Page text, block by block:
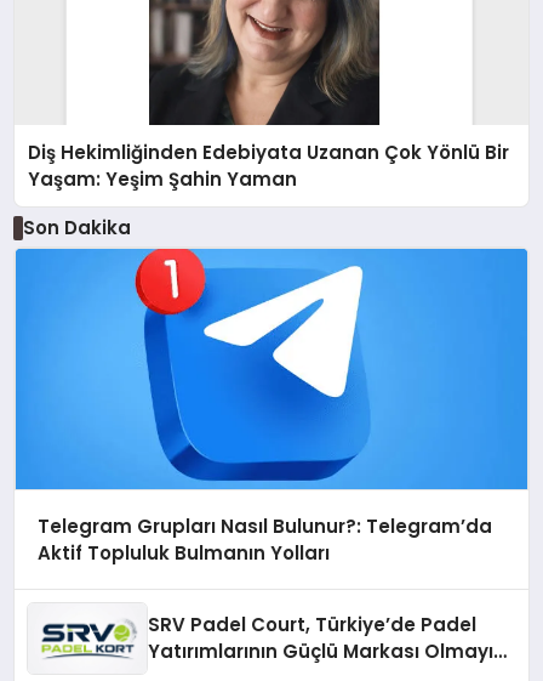
Diş Hekimliğinden Edebiyata Uzanan Çok Yönlü Bir
Yaşam: Yeşim Şahin Yaman
Son Dakika
Telegram Grupları Nasıl Bulunur?: Telegram’da
Aktif Topluluk Bulmanın Yolları
SRV Padel Court, Türkiye’de Padel
Yatırımlarının Güçlü Markası Olmayı